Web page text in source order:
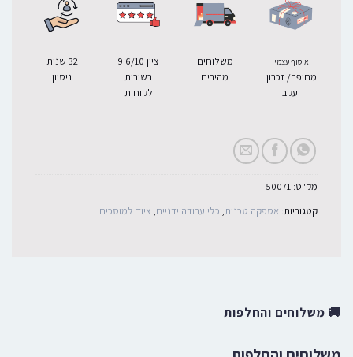
איסוף עצמי
מחיפה/ זכרון
יעקב
משלוחים
מהירים
ציון 9.6/10
בשירות
לקוחות
32 שנות
ניסיון
מק"ט: 50071
קטגוריות: אספקה טכנית, כלי עבודה ידניים, ציוד למוסכים
🚚 משלוחים והחלפות